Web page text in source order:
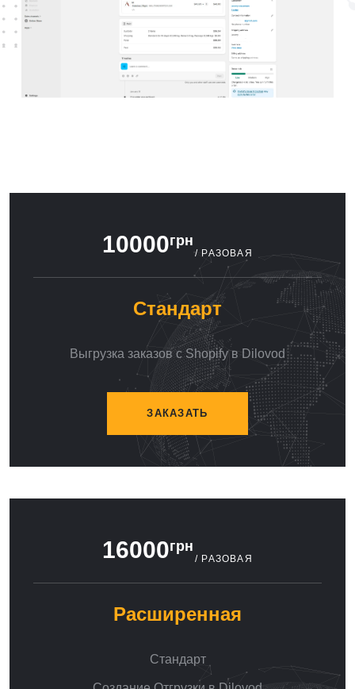
10000грн
/ РАЗОВАЯ
Стандарт
Выгрузка заказов с Shopify в Dilovod
ЗАКАЗАТЬ
16000грн
/ РАЗОВАЯ
Расширенная
Стандарт